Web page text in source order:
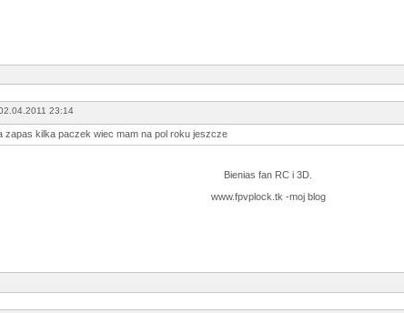
23:14
zapas kilka paczek wiec mam na pol roku jeszcze
Bienias fan RC i 3D.
www.fpvplock.tk -moj blog